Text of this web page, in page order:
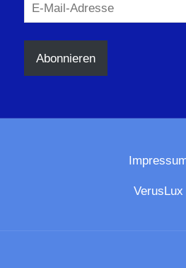
E-
Mail-
Adresse
Abonnieren
VerusLux